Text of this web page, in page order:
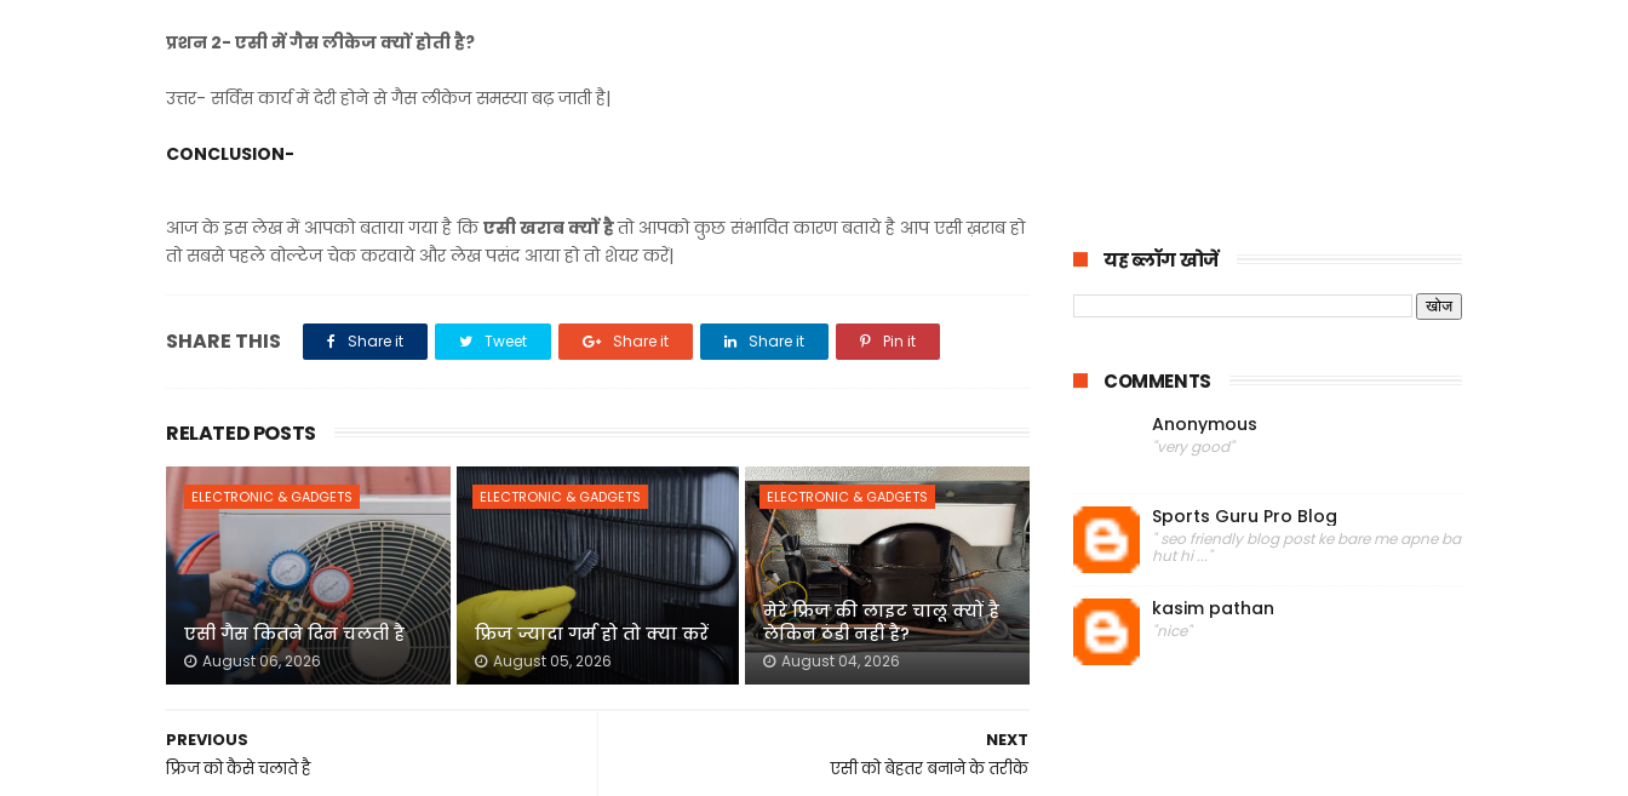
प्रशन 2- एसी में गैस लीकेज क्यों होती है?
उत्तर- सर्विस कार्य में देरी होने से गैस लीकेज समस्या बढ़ जाती है|
CONCLUSION-
आज के इस लेख में आपको बताया गया है किएसी खराब क्यों हैतो आपको कुछ संभावित कारण बताये है आप एसी ख़राब हो
तो सबसे पहले वोल्टेज चेक करवाये और लेख पसंद आया हो तो शेयर करें|
SHARE THIS Share it Tweet Share it Share it Pin it
RELATED POSTS
ELECTRONIC & GADGETS
एसी गैस कितने दिन चलती है
August 06, 2026
ELECTRONIC & GADGETS
फ्रिज ज्यादा गर्म हो तो क्या करें
August 05, 2026
ELECTRONIC & GADGETS
मेरे फ्रिज की लाइट चालू क्यों है
लेकिन ठंडी नहीं है?
August 04, 2026
NEXT
एसी को बेहतर बनाने के तरीके
PREVIOUS
फ्रिज को कैसे चलाते है
यह ब्लॉग खोजें
COMMENTS
Anonymous
"very good"
Sports Guru Pro Blog
" seo friendly blog post ke bare me apne ba
hut hi ..."
kasim pathan
"nice"